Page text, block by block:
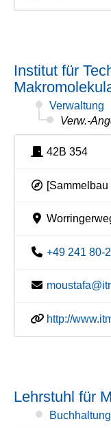
Institut für
Verwaltung
Verw.-
42B 354
[Sammelbau
+49 241 80-
http://
Lehrstuhl für
Buchhaltung